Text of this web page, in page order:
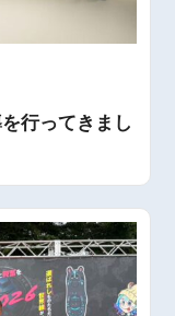
行ってきまし